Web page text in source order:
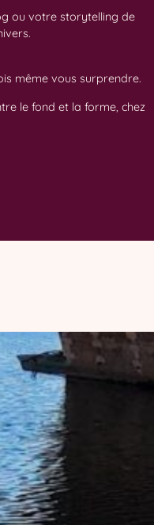
ou votre storytelling de
même vous surprendre.
le fond et la forme, chez